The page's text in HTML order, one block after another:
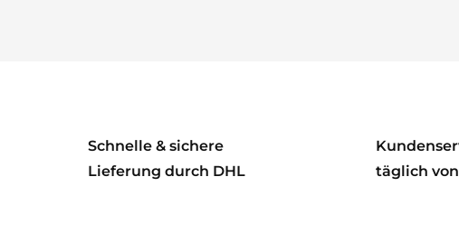
Schnelle & sichere
Lieferung durch DHL
täglich von